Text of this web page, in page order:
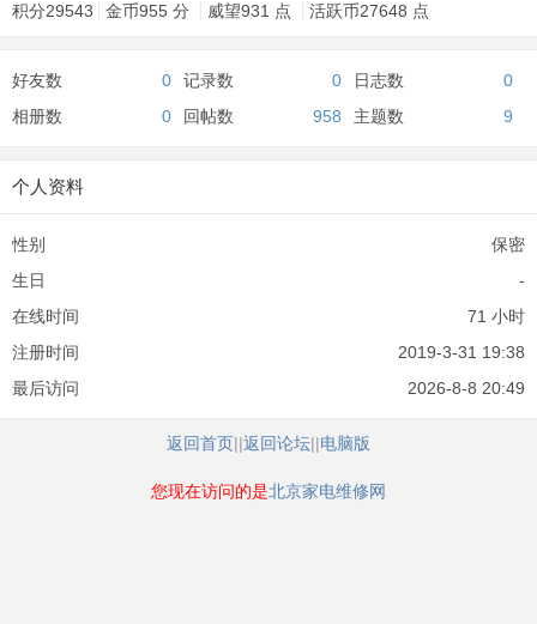
积分29543 金币955 分 威望931 点 活跃币27648 点
好友数 0 记录数 0 日志数
0
相册数
0 回帖数 958 主题数 9
个人资料
性别
保密
生日
-
在线时间
71 小时
注册时间
2019-3-31 19:38
最后访问
2026-8-8 20:49
返回首页||返回论坛||电脑版
您现在访问的是北京家电维修网